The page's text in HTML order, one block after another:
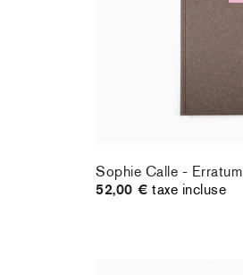
Sophie Calle - Erratum
52,00 € taxe incluse